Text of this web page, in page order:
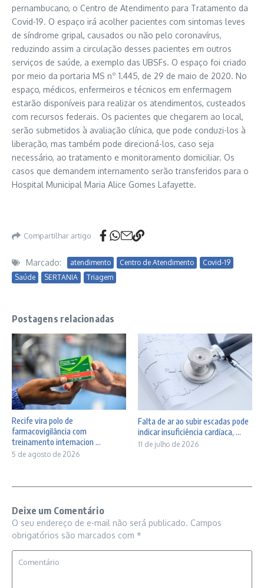
pernambucano, o Centro de Atendimento para Tratamento da
Covid-19. O espaço irá acolher pacientes com sintomas leves
de síndrome gripal, causados ou não pelo coronavírus,
reduzindo assim a circulação desses pacientes em outros
serviços de saúde, a exemplo das UBSFs. O espaço foi criado
por meio da portaria MS nº 1.445, de 29 de maio de 2020. No
espaço, médicos, enfermeiros e técnicos em enfermagem
estarão disponíveis para realizar os atendimentos, custeados
com recursos federais. Os pacientes que chegarem ao local,
serão submetidos à avaliação clínica, que pode conduzi-los à
liberação, mas também pode direcioná-los, caso seja
necessário, ao tratamento e monitoramento domiciliar. Os
casos que demandem internamento serão transferidos para o
Hospital Municipal Maria Alice Gomes Lafayette.
Compartilhar artigo
Marcado: atendimento Centro de Atendimento
Covid-19
Saúde
SERTANIA Triagem
Postagens relacionadas
Recife vira polo de
farmacovigilância com
treinamento internacion ...
5 de agosto de 2026
Falta de ar ao subir escadas pode
indicar insuficiência cardíaca, ...
11 de julho de 2026
Deixe um Comentário
O seu endereço de e-mail não será publicado. Campos
obrigatórios são marcados com *